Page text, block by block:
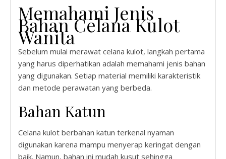
Memahami Jenis
Bahan Celana Kulot
Wanita
Sebelum mulai merawat celana kulot, langkah pertama
yang harus diperhatikan adalah memahami jenis bahan
yang digunakan. Setiap material memiliki karakteristik
dan metode perawatan yang berbeda.
Bahan Katun
Celana kulot berbahan katun terkenal nyaman
digunakan karena mampu menyerap keringat dengan
baik. Namun, bahan ini mudah kusut sehingga